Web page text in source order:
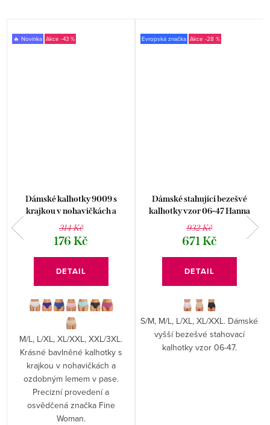
🔥 Novinka -43 %
Dámské kalhotky 9009 s
krajkou v nohavičkách a
ozdobným lemem
314 Kč
176 Kč
DETAIL
M/L, L/XL, XL/XXL, XXL/3XL.
Krásné bavlněné kalhotky s
krajkou v nohavičkách a
ozdobným lemem v pase.
Precizní provedení a
osvědčená značka Fine
Woman.
Evropská značka -28 %
Dámské stahující bezešvé
kalhotky vzor 06-47 Hanna
Style
932 Kč
671 Kč
DETAIL
S/M, M/L, L/XL, XL/XXL. Dámské
vyšší bezešvé stahovací
kalhotky vzor 06-47.